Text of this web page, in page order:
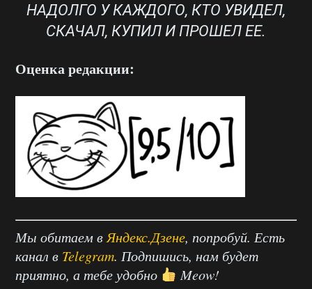
НАДОЛГО У КАЖДОГО, КТО УВИДЕЛ,
СКАЧАЛ, КУПИЛ И ПРОШЕЛ ЕЕ.
Оценка редакции:
Мы обитаем в Яндекс.Дзене, попробуй. Есть
канал в Telegram. Подпишись, нам будет
приятно, а тебе удобно
Meow!